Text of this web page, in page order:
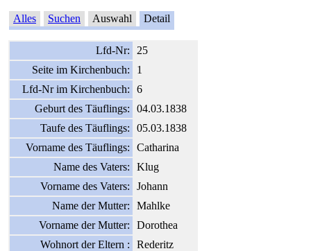
Alles Suchen Auswahl Detail
Lfd-Nr:
25
Seite im Kirchenbuch:
1
Lfd-Nr im Kirchenbuch:
6
Geburt des Täuflings:
04.03.1838
Taufe des Täuflings:
05.03.1838
Vorname des Täuflings:
Catharina
Name des Vaters:
Klug
Vorname des Vaters:
Johann
Name der Mutter:
Mahlke
Vorname der Mutter:
Dorothea
Wohnort der Eltern :
Rederitz